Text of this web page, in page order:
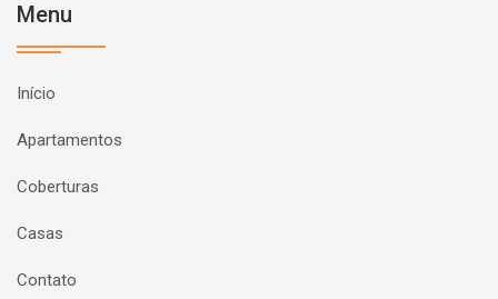
Menu
Início
Apartamentos
Coberturas
Casas
Contato